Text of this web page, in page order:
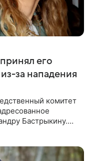
его
за нападения
комитет
Бастрыкину.